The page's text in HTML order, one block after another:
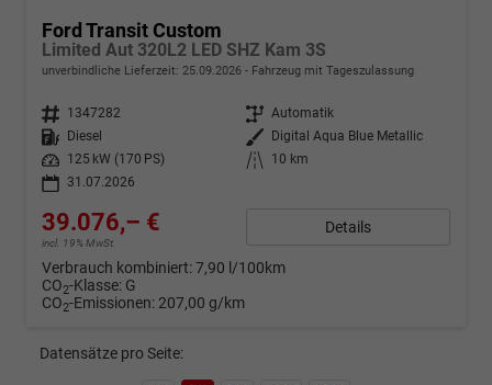
Ford Transit Custom
Limited Aut 320L2 LED SHZ Kam 3S
unverbindliche Lieferzeit: 25.09.2026 Fahrzeug mit Tageszulassung
Fahrzeugnr. 1347282 Getriebe Automatik
Kraftstoff
Diesel Außenfarbe
Digital Aqua Blue Metallic
Leistung
125 kW (170 PS) Kilometerstand
10 km
31.07.2026
39.076,– €
incl. 19% MwSt.
Details
Verbrauch kombiniert:7,90 l/100km
CO2-Klasse: G
CO2-Emissionen: 207,00 g/km
Datensätze pro Seite: